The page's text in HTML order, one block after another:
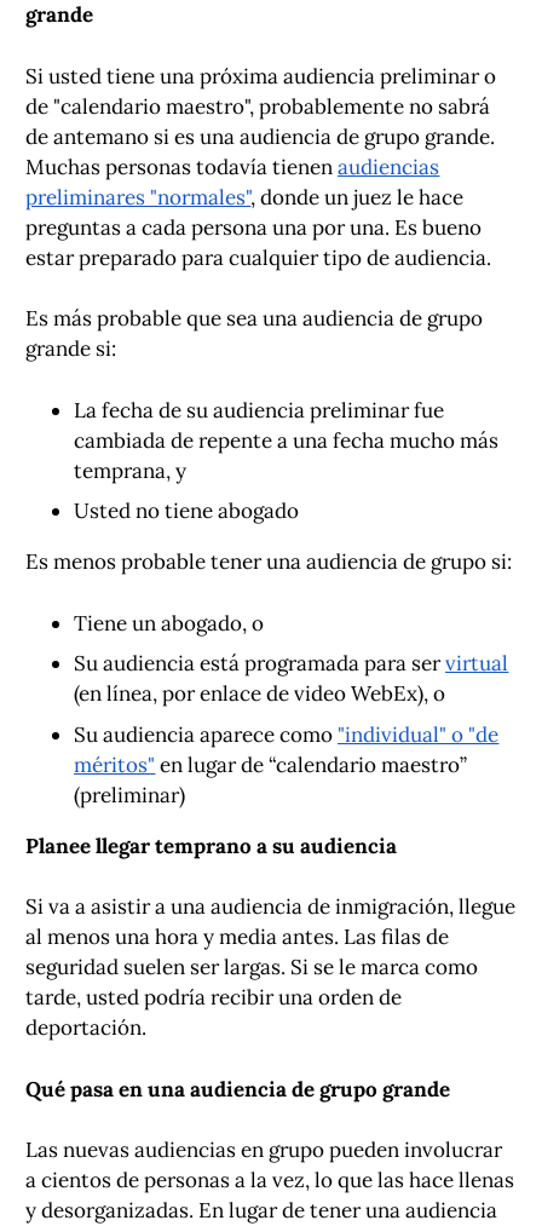
grande
Si usted tiene una próxima audiencia preliminar o
de "calendario maestro", probablemente no sabrá
de antemano si es una audiencia de grupo grande.
Muchas personas todavía tienenaudiencias
preliminares "normales", donde un juez le hace
preguntas a cada persona una por una. Es bueno
estar preparado para cualquier tipo de audiencia.
Es más probable que sea una audiencia de grupo
grande si:
La fecha de su audiencia preliminar fue
cambiada de repente a una fecha mucho más
temprana, y
Usted no tiene abogado
Es menos probable tener una audiencia de grupo si:
Tiene un abogado, o
Su audiencia está programada para servirtual
(en línea, por enlace de video WebEx), o
Su audiencia aparece como "individual" o "de
méritos" en lugar de “calendario maestro”
(preliminar)
Planee llegar temprano a su audiencia
Si va a asistir a una audiencia de inmigración, llegue
al menos una hora y media antes. Las filas de
seguridad suelen ser largas. Si se le marca como
tarde, usted podría recibir una orden de
deportación.
Qué pasa en una audiencia de grupo grande
Las nuevas audiencias en grupo pueden involucrar
a cientos de personas a la vez, lo que las hace llenas
y desorganizadas. En lugar de tener una audiencia